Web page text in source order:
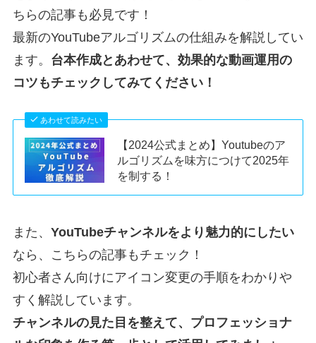
ちらの記事も必見です！
最新のYouTubeアルゴリズムの仕組みを解説してい
ます。 台本作成とあわせて、効果的な動画運用の
コツもチェックしてみてください！
あわせて読みたい
【2024公式まとめ】Youtubeのア
ルゴリズムを味方につけて2025年
を制する！
また、 YouTubeチャンネルをより魅力的にしたい
なら、こちらの記事もチェック！
初心者さん向けにアイコン変更の手順をわかりや
すく解説しています。
チャンネルの見た目を整えて、プロフェッショナ